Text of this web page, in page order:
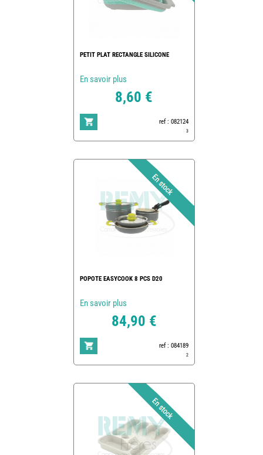
PETIT PLAT RECTANGLE SILICONE
En savoir plus
8,60 €
ref : 082124
3
POPOTE EASYCOOK 8 PCS D20
En savoir plus
84,90 €
ref : 084189
2